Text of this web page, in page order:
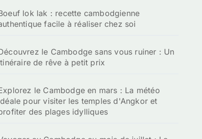
lok lak : recette cambodgienne
facile à réaliser chez soi
le Cambodge sans vous ruiner : Un
de rêve à petit prix
le Cambodge en mars : La météo
pour visiter les temples d'Angkor et
des plages idylliques